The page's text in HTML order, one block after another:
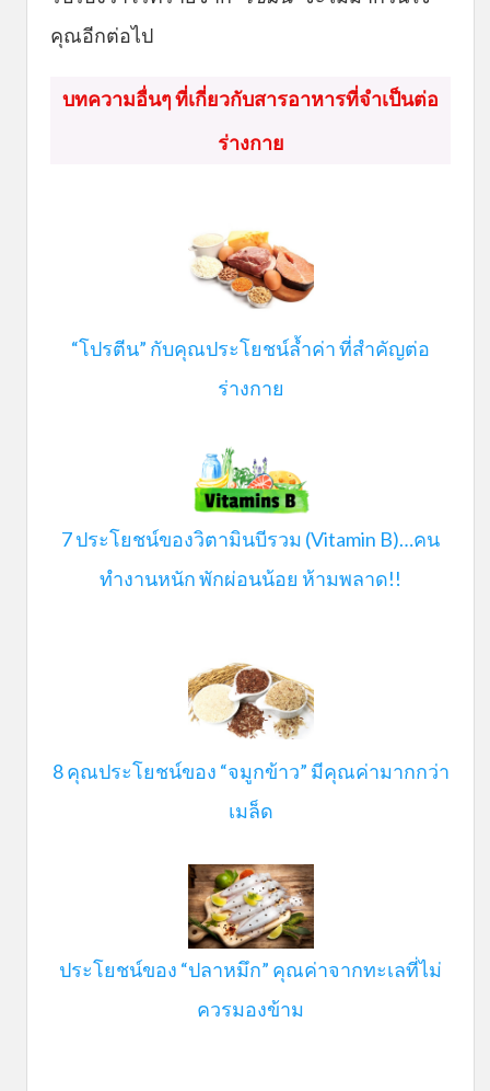
คุณอีกต่อไป
บทความอื่นๆ ที่เกี่ยวกับสารอาหารที่จำเป็นต่อ
ร่างกาย
“โปรตีน” กับคุณประโยชน์ล้ำค่า ที่สำคัญต่อ
ร่างกาย
7 ประโยชน์ของวิตามินบีรวม (Vitamin B)…คน
ทำงานหนัก พักผ่อนน้อย ห้ามพลาด!!
8 คุณประโยชน์ของ “จมูกข้าว” มีคุณค่ามากกว่า
เมล็ด
ประโยชน์ของ “ปลาหมึก” คุณค่าจากทะเลที่ไม่
ควรมองข้าม